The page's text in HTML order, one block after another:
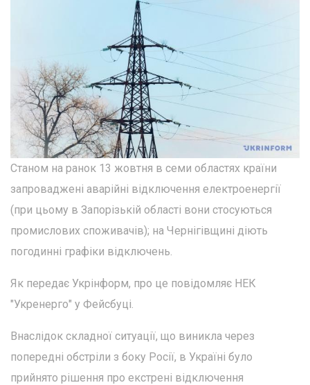
Станом на ранок 13 жовтня в семи областях країни
запроваджені аварійні відключення електроенергії
(при цьому в Запорізькій області вони стосуються
промислових споживачів); на Чернігівщині діють
погодинні графіки відключень.
Як передає Укрінформ, про це повідомляє НЕК
"Укренерго" у Фейсбуці.
Внаслідок складної ситуації, що виникла через
попередні обстріли з боку Росії, в Україні було
прийнято рішення про екстрені відключення